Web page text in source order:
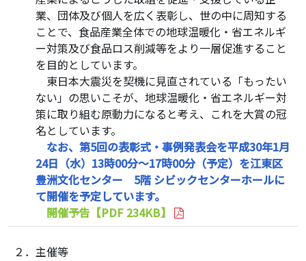
業、団体及び個人を広く表彰し、世の中に周知する
ことで、食品産業全体での地球温暖化・省エネルギ
ー対策及び食品ロス削減等をより一層促進すること
を目的としています。
東日本大震災を契機に見直されている「もったい
ない」の思いこそが、地球温暖化・省エネルギー対
策に取り組む原動力になると考え、これを大賞の冠
名としています。
なお、第5回の表彰式・事例発表会を平成30年1月
24日（水）13時00分～17時00分（予定）を江東区
豊洲文化センター 5階 シビックセンターホールに
て開催を予定しています。
開催予告【PDF 234KB】
２．主催等